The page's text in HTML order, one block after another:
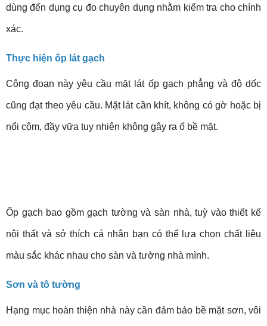
dùng đến dụng cụ đo chuyên dụng nhằm kiểm tra cho chính
xác.
Thực hiện ốp lát gạch
Công đoạn này yêu cầu mặt lát ốp gạch phẳng và độ dốc
cũng đạt theo yêu cầu. Mặt lát cần khít, không có gờ hoặc bị
nổi cộm, đầy vữa tuy nhiên không gây ra ố bề mặt.
Ốp gạch bao gồm gạch tường và sàn nhà, tuỳ vào thiết kế
nội thất và sở thích cá nhân bạn có thể lựa chọn chất liệu
màu sắc khác nhau cho sàn và tường nhà mình.
Sơn và tô tường
Hạng mục hoàn thiện nhà này cần đảm bảo bề mặt sơn, vôi